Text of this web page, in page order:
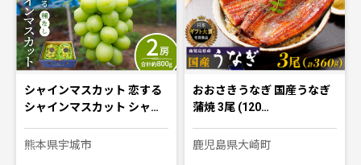
シャインマスカット 恋する
シャインマスカット シャ…
熊本県宇城市
おおさきうなぎ 国産うなぎ
蒲焼 3尾 (120…
鹿児島県大崎町